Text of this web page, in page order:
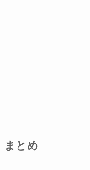
まとめ